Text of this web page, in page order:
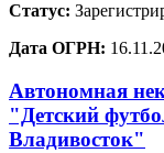
Статус:
Дата ОГРН:
Автономная
"Детский
Владивосток"